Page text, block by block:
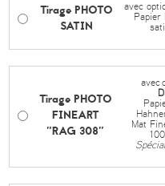
Tirage PHOTO
SATIN
avec
Papier
Tirage PHOTO
FINEART
"RAG 308"
avec
Mat